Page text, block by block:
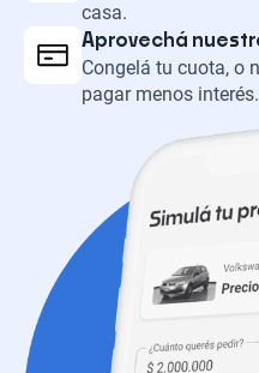
casa.
Aprovechá
Congelá tu cuota, o
pagar menos interés.